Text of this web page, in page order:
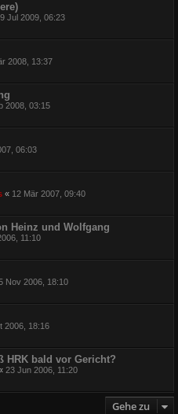
Jul 2009, 06:23
2008, 13:37
2008, 03:15
06:03
« 12 Mär 2007, 09:40
Heinz und Wolfgang
11:10
Nov 2006, 18:10
2006, 18:16
HRK bald vor Gericht?
23 Jun 2006, 11:20
Gehe zu